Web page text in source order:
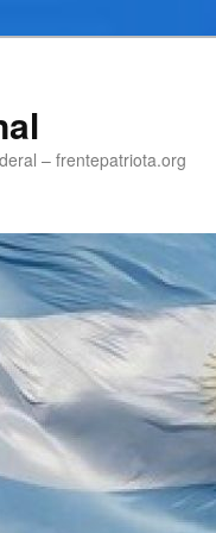
– frentepatriota.org